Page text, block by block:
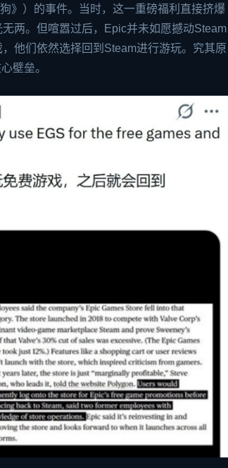
》）的事件。当时，这一重磅福利直接挤爆
两。但喧嚣过后，Epic并未如愿撼动Steam
他们依然选择回到Steam进行游玩。究其原
壁垒。